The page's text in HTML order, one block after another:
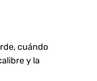
cuándo
y la